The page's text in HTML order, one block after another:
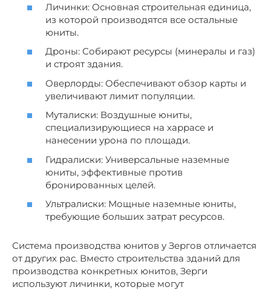
Личинки: Основная строительная единица,
из которой производятся все остальные
юниты.
Дроны: Собирают ресурсы (минералы и газ)
и строят здания.
Оверлорды: Обеспечивают обзор карты и
увеличивают лимит популяции.
Муталиски: Воздушные юниты,
специализирующиеся на харрасе и
нанесении урона по площади.
Гидралиски: Универсальные наземные
юниты, эффективные против
бронированных целей.
Ультралиски: Мощные наземные юниты,
требующие больших затрат ресурсов.
Система производства юнитов у Зергов отличается
от других рас. Вместо строительства зданий для
производства конкретных юнитов, Зерги
используют личинки, которые могут